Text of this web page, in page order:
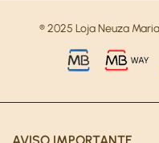
® 2025 Loja Neuza